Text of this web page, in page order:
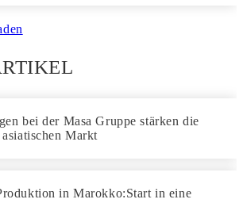
bei der Masa Gruppe stärken die
Markt
in Marokko:Start in eine